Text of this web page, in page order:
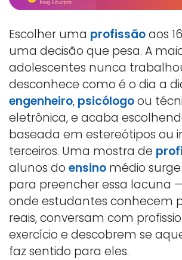
Escolher uma profissãoaos
uma decisão que pesa. A
adolescentes nunca
desconhece como é o dia a
engenheiro, psicólogoou
eletrônica, e acaba
baseada em estereótipos ou
terceiros. Uma mostra de
alunos do ensino médio
para preencher essa lacuna
onde estudantes conhecem
reais, conversam com
exercício e descobrem se
faz sentido para eles.